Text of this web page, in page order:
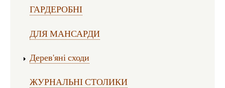
ГАРДЕРОБНІ
ДЛЯ МАНСАРДИ
Дерев'яні сходи
ЖУРНАЛЬНІ СТОЛИКИ